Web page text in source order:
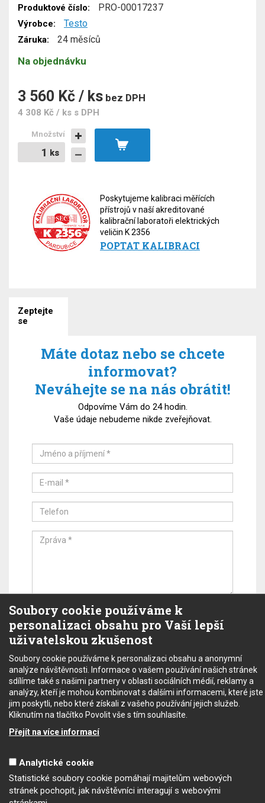
Produktové číslo: PRO-00017237
Výrobce: Testo
Záruka: 24 měsíců
Na objednávku
3 560 Kč / ks bez DPH
4 308 Kč / ks s DPH
ks
Množství
ks
Poskytujeme kalibraci měřících
přístrojů v naší akreditované
kalibrační laboratoři elektrických
veličin K 2356
POPTAT KALIBRACI
Zeptejte
se
Máte dotaz nebo se chcete
informovat?
Neváhejte se na nás obrátit!
Odpovíme Vám do 24 hodin.
Vaše údaje nebudeme nikde zveřejňovat.
Copyright © 2022 - SEC electronic s.r.o.
Podmínky užití
Obchodní podmínky
Soubory cookie používáme k
personalizaci obsahu pro Vaší lepší
uživatelskou zkušenost
Soubory cookie používáme k personalizaci obsahu a anonymní
analýze návštěvnosti. Informace o vašem používání našich stránek
sdílíme také s našimi partnery v oblasti sociálních médií, reklamy a
analýzy, kteří je mohou kombinovat s dalšími informacemi, které jste
jim poskytli, nebo které získali z vašeho používání jejich služeb.
Kliknutím na tlačítko Povolit vše s tím souhlasíte.
Přejít na více informací
Analytické cookie
Statistické soubory cookie pomáhají majitelům webových
stránek pochopit, jak návštěvníci interagují s webovými